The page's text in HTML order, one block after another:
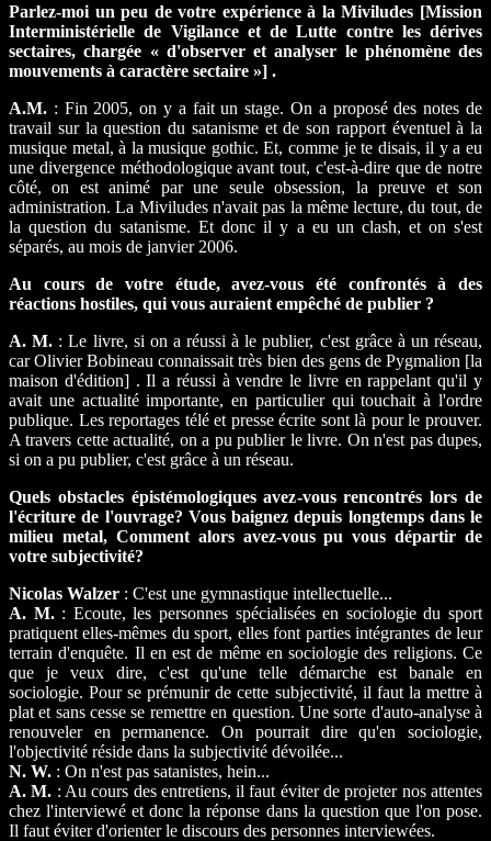
Parlez-moi un peu de votre expérience à la Miviludes [Mission
Interministérielle de Vigilance et de Lutte contre les dérives
sectaires, chargée « d'observer et analyser le phénomène des
mouvements à caractère sectaire »] .
A.M. : Fin 2005, on y a fait un stage. On a proposé des notes de
travail sur la question du satanisme et de son rapport éventuel à la
musique metal, à la musique gothic. Et, comme je te disais, il y a eu
une divergence méthodologique avant tout, c'est-à-dire que de notre
côté, on est animé par une seule obsession, la preuve et son
administration. La Miviludes n'avait pas la même lecture, du tout, de
la question du satanisme. Et donc il y a eu un clash, et on s'est
séparés, au mois de janvier 2006.
Au cours de votre étude, avez-vous été confrontés à des
réactions hostiles, qui vous auraient empêché de publier ?
A. M. : Le livre, si on a réussi à le publier, c'est grâce à un réseau,
car Olivier Bobineau connaissait très bien des gens de Pygmalion [la
maison d'édition] . Il a réussi à vendre le livre en rappelant qu'il y
avait une actualité importante, en particulier qui touchait à l'ordre
publique. Les reportages télé et presse écrite sont là pour le prouver.
A travers cette actualité, on a pu publier le livre. On n'est pas dupes,
si on a pu publier, c'est grâce à un réseau.
Quels obstacles épistémologiques avez-vous rencontrés lors de
l'écriture de l'ouvrage? Vous baignez depuis longtemps dans le
milieu metal, Comment alors avez-vous pu vous départir de
votre subjectivité?
Nicolas Walzer : C'est une gymnastique intellectuelle...
A. M.: Ecoute, les personnes spécialisées en sociologie du sport
pratiquent elles-mêmes du sport, elles font parties intégrantes de leur
terrain d'enquête. Il en est de même en sociologie des religions. Ce
que je veux dire, c'est qu'une telle démarche est banale en
sociologie. Pour se prémunir de cette subjectivité, il faut la mettre à
plat et sans cesse se remettre en question. Une sorte d'auto-analyse à
renouveler en permanence. On pourrait dire qu'en sociologie,
l'objectivité réside dans la subjectivité dévoilée...
N. W. : On n'est pas satanistes, hein...
A. M. : Au cours des entretiens, il faut éviter de projeter nos attentes
chez l'interviewé et donc la réponse dans la question que l'on pose.
Il faut éviter d'orienter le discours des personnes interviewées.